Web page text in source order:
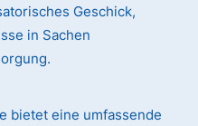
Geschick,
in Sachen
bietet eine umfassende